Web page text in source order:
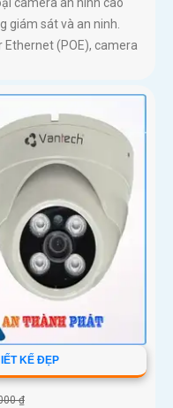
camera an ninh cao
giám sát và an ninh.
(POE), camera
KẾ ĐẸP
₫